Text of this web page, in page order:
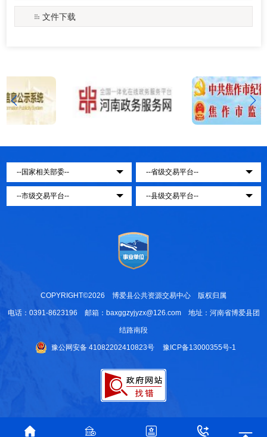
文件下载
COPYRIGHT©2026 博爱县公共资源交易中心 版权归属
电话：0391-8623196 邮箱：baxggzyjyzx@126.com 地址：河南省博爱县团
结路南段
豫公网安备 41082202410823号 豫ICP备13000355号-1